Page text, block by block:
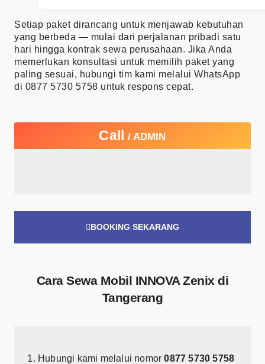
Setiap paket dirancang untuk menjawab kebutuhan
yang berbeda — mulai dari perjalanan pribadi satu
hari hingga kontrak sewa perusahaan. Jika Anda
memerlukan konsultasi untuk memilih paket yang
paling sesuai, hubungi tim kami melalui WhatsApp
di 0877 5730 5758 untuk respons cepat.
Call / ADMIN
BOOKING SEKARANG
Cara Sewa Mobil INNOVA Zenix di
Tangerang
Hubungi kami melalui nomor0877 5730 5758